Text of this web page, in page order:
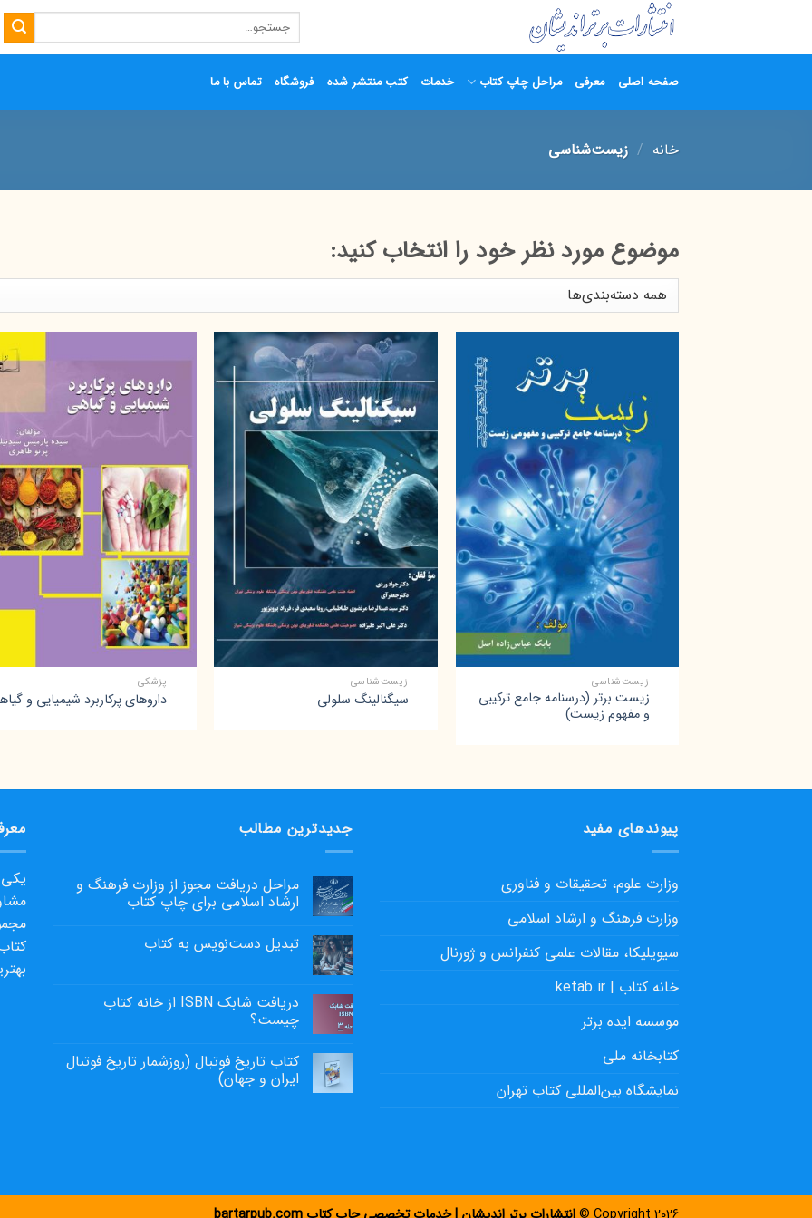
content
برای:
صفحه اصلی معرفی مراحل چاپ کتاب خدمات کتب منتشر شده فروشگاه تماس با ما
خانه / زیست‌شناسی
موضوع مورد نظر خود را انتخاب کنید:
+
زیست‌شناسی
زیست برتر (درسنامه جامع ترکیبی
و مفهوم زیست)
+
زیست‌شناسی
سیگنالینگ سلولی
پزشکی
داروهای پرکاربرد شیمیایی و
پیوندهای مفید
وزارت علوم، تحقیقات و فناوری
وزارت فرهنگ و ارشاد اسلامی
سیویلیکا، مقالات علمی کنفرانس و ژورنال
خانه کتاب | ketab.ir
موسسه ایده برتر
کتابخانه ملی
نمایشگاه بین‌المللی کتاب تهران
جدیدترین مطالب
مراحل دریافت مجوز از وزارت فرهنگ و
ارشاد اسلامی برای چاپ کتاب
تبدیل دست‌نویس به کتاب
دریافت شابک ISBN از خانه کتاب
چیست؟
کتاب تاریخ فوتبال (روزشمار تاریخ فوتبال
ایران و جهان)
یکی